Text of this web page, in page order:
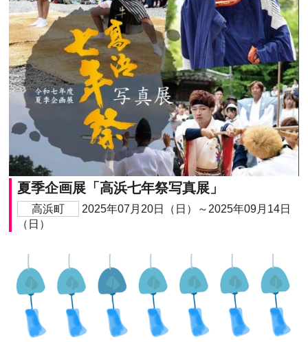
夏季企画展「高浜七年祭写真展」
高浜町
2025年07月20日（日）～2025年09月14日
（日）